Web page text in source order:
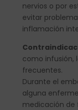
nervios o por
evitar
inflamación
como infusión,
frecuentes.
Durante el
alguna
medicación de